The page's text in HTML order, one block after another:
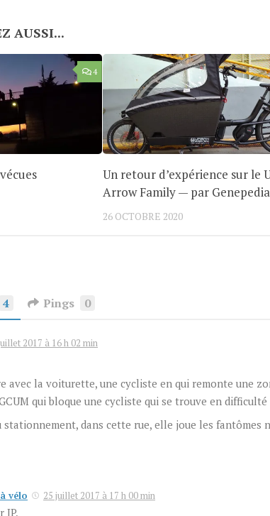
AUSSI...
4
Un retour d’expérience sur le
Arrow Family — par Genepedia
26 OCTOBRE 2020
4 Pings 0
2017 à 16 h 02 min
avec la voiturette, une cycliste en qui remonte une
qui bloque une cycliste qui se trouve en
stationnement, dans cette rue, elle joue les fantômes
vélo 25 juillet 2017 à 17 h 00 min
JP,